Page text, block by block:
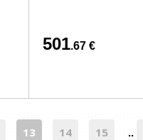
501.67 €
13 14 15 ..